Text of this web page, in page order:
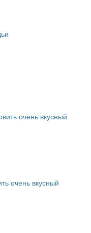
очень вкусный